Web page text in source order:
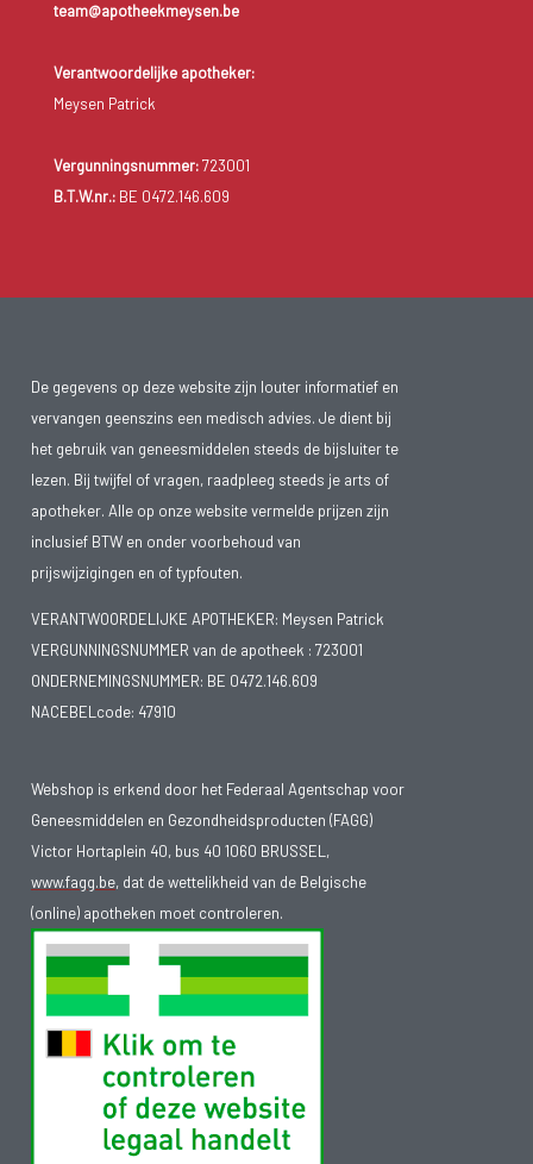
team@apotheekmeysen.be
Verantwoordelijke apotheker:
Meysen Patrick
Vergunningsnummer:723001
B.T.W.nr.:BE 0472.146.609
De gegevens op deze website zijn louter informatief en
vervangen geenszins een medisch advies. Je dient bij
het gebruik van geneesmiddelen steeds de bijsluiter te
lezen. Bij twijfel of vragen, raadpleeg steeds je arts of
apotheker. Alle op onze website vermelde prijzen zijn
inclusief BTW en onder voorbehoud van
prijswijzigingen en of typfouten.
VERANTWOORDELIJKE APOTHEKER: Meysen Patrick
VERGUNNINGSNUMMER van de apotheek : 723001
ONDERNEMINGSNUMMER: BE 0472.146.609
NACEBELcode: 47910
Webshop is erkend door het Federaal Agentschap voor
Geneesmiddelen en Gezondheidsproducten (FAGG)
Victor Hortaplein 40, bus 40 1060 BRUSSEL,
www.fagg.be, dat de wettelikheid van de Belgische
(online) apotheken moet controleren.